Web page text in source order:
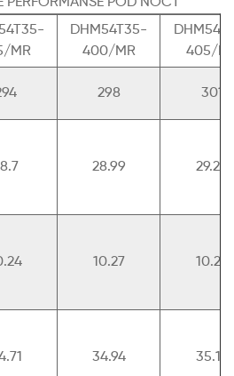
MR
DHM54T35-
400/MR
405/
298 301
28.99 29.29
10.27 10.29
34.94 35.14